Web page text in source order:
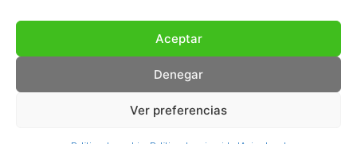
Aceptar
Denegar
Ver preferencias